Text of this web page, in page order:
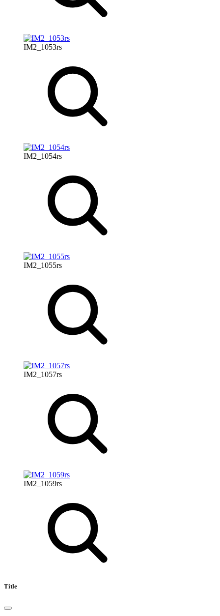
IM2_1053rs
IM2_1054rs
IM2_1055rs
IM2_1057rs
IM2_1059rs
Title